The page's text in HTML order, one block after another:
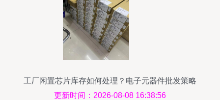
工厂闲置芯片库存如何处理？电子元器件批发策略
指南
更新时间：2026-08-08 16:38:56